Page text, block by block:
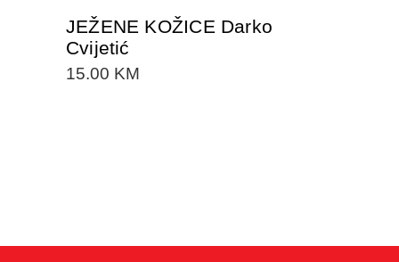
JEŽENE KOŽICE Darko
Cvijetić
15.00 KM